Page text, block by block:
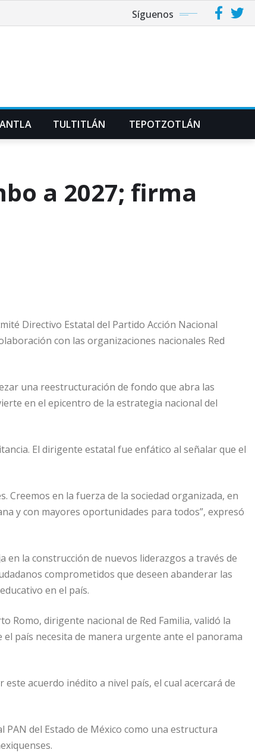
Síguenos
TULTITLÁN TEPOTZOTLÁN
a 2027; firma
Directivo Estatal del Partido Acción Nacional
con las organizaciones nacionales Red
una reestructuración de fondo que abra las
en el epicentro de la estrategia nacional del
El dirigente estatal fue enfático al señalar que el
Creemos en la fuerza de la sociedad organizada, en
y con mayores oportunidades para todos”, expresó
la construcción de nuevos liderazgos a través de
comprometidos que deseen abanderar las
en el país.
Romo, dirigente nacional de Red Familia, validó la
país necesita de manera urgente ante el panorama
acuerdo inédito a nivel país, el cual acercará de
del Estado de México como una estructura